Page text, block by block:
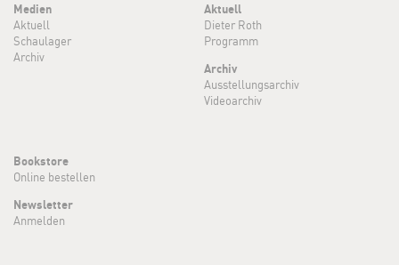
Medien
Aktuell
Schaulager
Archiv
Aktuell
Dieter Roth
Programm
Archiv
Ausstellungsarchiv
Videoarchiv
Bookstore
Online bestellen
Newsletter
Anmelden